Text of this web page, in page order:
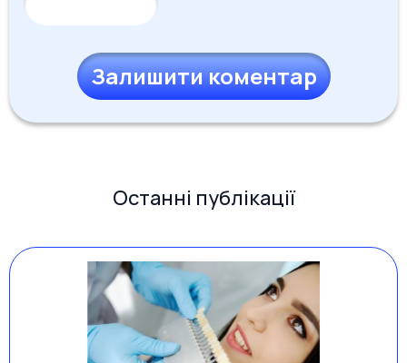
Останні публікації